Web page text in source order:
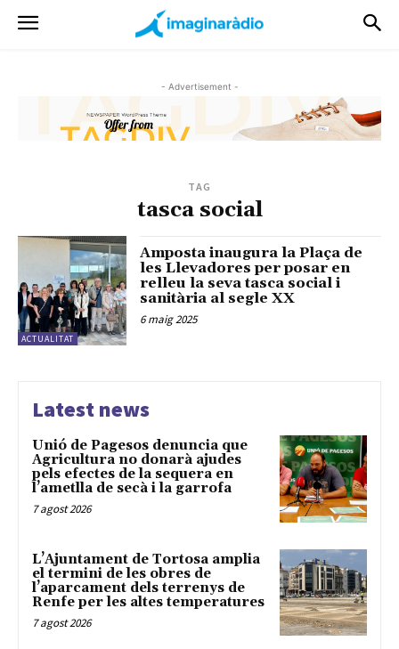
- Advertisement -
TAG
tasca social
ACTUALITAT
Amposta inaugura la Plaça de
les Llevadores per posar en
relleu la seva tasca social i
sanitària al segle XX
6 maig 2025
Latest news
Unió de Pagesos denuncia que
Agricultura no donarà ajudes
pels efectes de la sequera en
l’ametlla de secà i la garrofa
7 agost 2026
L’Ajuntament de Tortosa amplia
el termini de les obres de
l’aparcament dels terrenys de
Renfe per les altes temperatures
7 agost 2026